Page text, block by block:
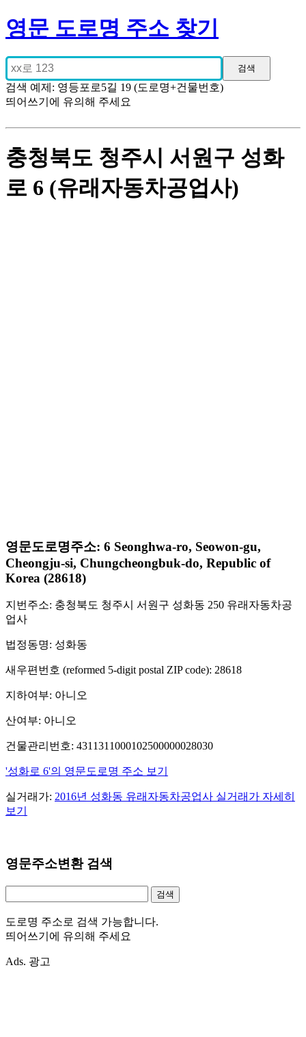
영문 도로명 주소 찾기
검색 예제: 영등포로5길 19 (도로명+건물번호)
띄어쓰기에 유의해 주세요
충청북도 청주시 서원구 성화
로 6 (유래자동차공업사)
영문도로명주소: 6 Seonghwa-ro, Seowon-gu,
Cheongju-si, Chungcheongbuk-do, Republic of
Korea (28618)
지번주소: 충청북도 청주시 서원구 성화동 250 유래자동차공
업사
법정동명: 성화동
새우편번호 (reformed 5-digit postal ZIP code): 28618
지하여부: 아니오
산여부: 아니오
건물관리번호: 4311311000102500000028030
'성화로 6'의 영문도로명 주소 보기
실거래가: 2016년 성화동 유래자동차공업사 실거래가 자세히
보기
영문주소변환 검색
도로명 주소로 검색 가능합니다.
띄어쓰기에 유의해 주세요
Ads. 광고